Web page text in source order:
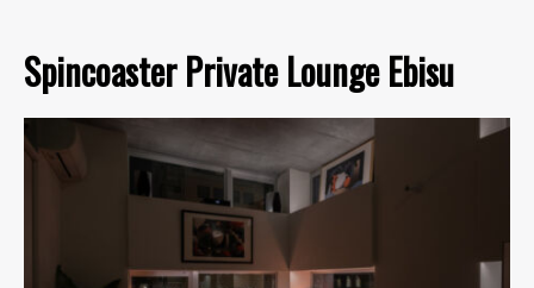
Spincoaster Private Lounge Ebisu